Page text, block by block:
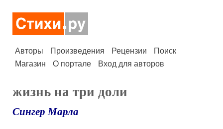
Авторы Произведения Рецензии
Поиск
Магазин
О портале Вход для авторов
жизнь на три доли
Сингер Марла